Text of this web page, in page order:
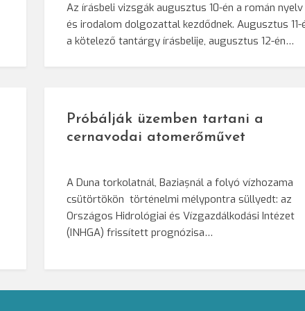
Az írásbeli vizsgák augusztus 10-én a román nyelv
és irodalom dolgozattal kezdődnek. Augusztus 11-
a kötelező tantárgy írásbelije, augusztus 12-én…
Próbálják üzemben tartani a
cernavodai atomerőművet
A Duna torkolatnál, Baziașnál a folyó vízhozama
csütörtökön történelmi mélypontra süllyedt: az
Országos Hidrológiai és Vízgazdálkodási Intézet
(INHGA) frissített prognózisa…